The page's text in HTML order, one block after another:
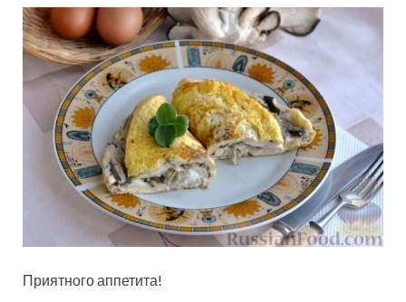
Приятного аппетита!